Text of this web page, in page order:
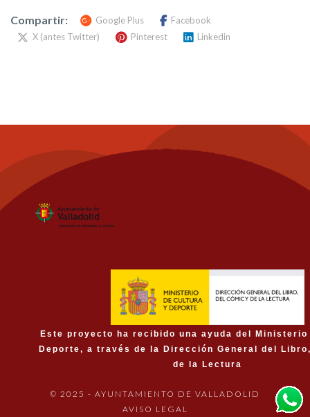
Compartir: Google Plus
Facebook
X (antes Twitter)
Pinterest Linkedin
Este proyecto ha recibido una ayuda del
Deporte, a través de la Dirección General del
de la Lectura
© 2025 - AYUNTAMIENTO DE VALLADOLID
AVISO LEGAL